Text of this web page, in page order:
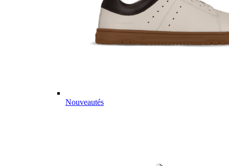
Nouveautés